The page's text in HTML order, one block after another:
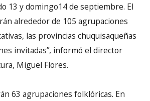
13 y domingo14 de septiembre. El
alrededor de 105 agrupaciones
las provincias chuquisaqueñas
invitadas”, informó el director
Miguel Flores.
63 agrupaciones folklóricas. En